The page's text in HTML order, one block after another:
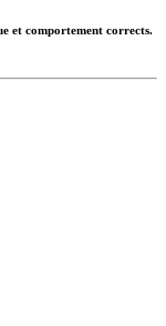
et comportement corrects.